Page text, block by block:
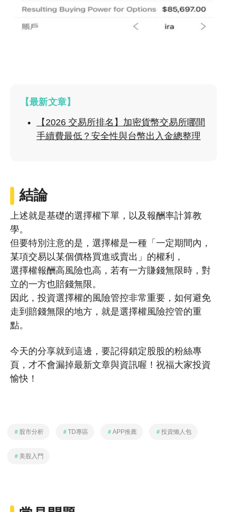
【最新文章】
【2026 交易所排名】加密貨幣交易所哪間
手續費最低？安全性與台幣出入金總整理
結論
上述就是基礎的選擇權下單，以及報酬率計算教
學。
但要特別注意的是，選擇權是一種「一定期間內，
某項交易以某個價格買進或賣出」的權利，
選擇權報酬高風險也高，若有一方賺錢無限時，對
立的一方也賠錢無限。
因此，投資選擇權的風險管控非常重要，如何避免
走到賠錢無限的地方，就是選擇權風險控管的重
點。
今天的分享就到這邊，要記得鎖定股股的粉絲專
頁，才不會漏掉最新文章與資訊喔！祝福大家投資
愉快！
＃ 股市分析 ＃TD專區 ＃APP推薦 ＃投資懶人包
＃ 美股入門